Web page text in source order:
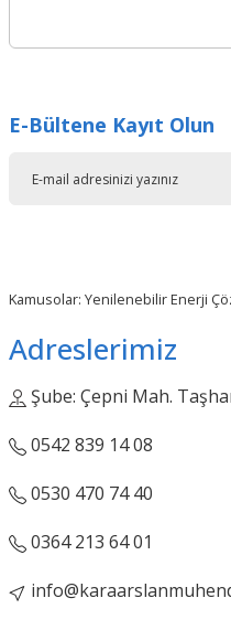
E-Bültene Kayıt Olun
Kamusolar: Yenilenebilir Enerji
Adreslerimiz
Şube: Çepni Mah.
0542 839 14 08
0530 470 74 40
0364 213 64 01